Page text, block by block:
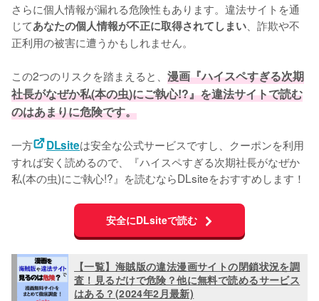
さらに個人情報が漏れる危険性もあります。違法サイトを通
じてあなたの個人情報が不正に取得されてしまい 、詐欺や不
正利用の被害に遭うかもしれません。
この2つのリスクを踏まえると、 漫画『ハイスペすぎる次期
社長がなぜか私(本の虫)にご執心!?』を違法サイトで読む
のはあまりに危険です。
一方 DLsiteは安全な公式サービスですし、クーポンを利用
すれば安く読めるので、『ハイスペすぎる次期社長がなぜか
私(本の虫)にご執心!?』を読むならDLsiteをおすすめします！
安全にDLsiteで読む
【一覧】海賊版の違法漫画サイトの閉鎖状況を調
査！見るだけで危険？他に無料で読めるサービス
はある？(2024年2月最新)